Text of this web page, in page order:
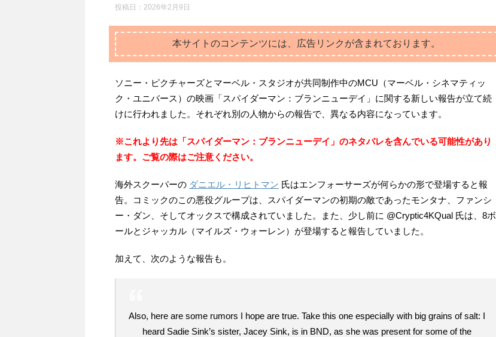
投稿日： 2026年2月9日
本サイトのコンテンツには、広告リンクが含まれております。
ソニー・ピクチャーズとマーベル・スタジオが共同制作中のMCU（マーベル・シネマティッ
ク・ユニバース）の映画「スパイダーマン：ブランニューデイ」に関する新しい報告が立て続
けに行われました。それぞれ別の人物からの報告で、異なる内容になっています。
※これより先は「スパイダーマン：ブランニューデイ」のネタバレを含んでいる可能性があり
ます。ご覧の際はご注意ください。
海外スクーパーの ダニエル・リヒトマン 氏はエンフォーサーズが何らかの形で登場すると報
告。コミックのこの悪役グループは、スパイダーマンの初期の敵であったモンタナ、ファンシ
ー・ダン、そしてオックスで構成されていました。また、少し前に @Cryptic4KQual 氏は、8ボ
ールとジャッカル（マイルズ・ウォーレン）が登場すると報告していました。
加えて、次のような報告も。
Also, here are some rumors I hope are true. Take this one especially with big grains of salt: I
heard Sadie Sink’s sister, Jacey Sink, is in BND, as she was present for some of the